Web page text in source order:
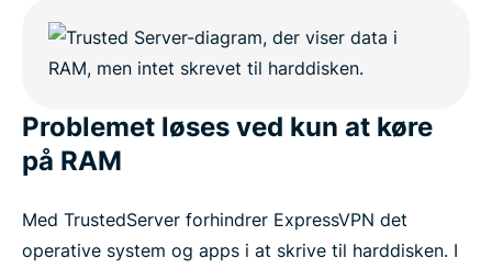
Problemet løses ved kun at køre
på RAM
Med TrustedServer forhindrer ExpressVPN det
operative system og apps i at skrive til harddisken. I